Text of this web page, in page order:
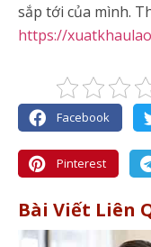
sắp tới của mình.
https://
Facebook
Pinterest
Bài Viết Liên